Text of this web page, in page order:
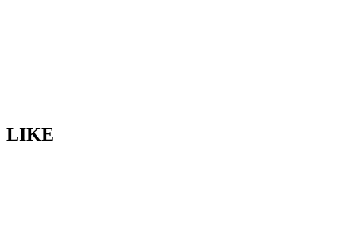
LIKE